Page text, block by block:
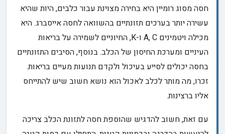
חסה מסוג רומיין היא בחירה מצוינת עבור כלבים, היות שהיא
עשירה יותר בערכים תזונתיים בהשוואה לחסה אייסברג. היא
מכילה ויטמינים A, C ו-K, החיוניים לשמירה על בריאות
העיניים ומערכת החיסון של הכלב. בנוסף, הסיבים התזונתיים
בחסה יכולים לסייע בעיכול ולקדם תנועות מעיים בריאות.
זכרו, מה מותר לכלב לאכול הוא נושא חשוב שיש להתייחס
אליו ברצינות.
עם זאת, חשוב להדגיש שהוספת חסה לתזונת הכלב צריכה